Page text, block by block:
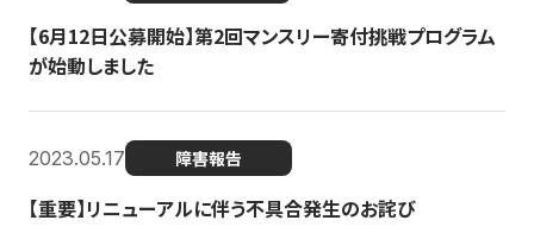
【6月12日公募開始】第2回マンスリー寄付挑戦プログラム
が始動しました
2023.05.17 障害報告
【重要】リニューアルに伴う不具合発生のお詫び